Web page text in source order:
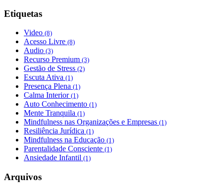
Etiquetas
Video (8)
Acesso Livre (8)
Audio (3)
Recurso Premium (3)
Gestão de Stress (2)
Escuta Ativa (1)
Presença Plena (1)
Calma Interior (1)
Auto Conhecimento (1)
Mente Tranquila (1)
Mindfulness nas Organizações e Empresas (1)
Resiliência Jurídica (1)
Mindfulness na Educação (1)
Parentalidade Consciente (1)
Ansiedade Infantil (1)
Arquivos